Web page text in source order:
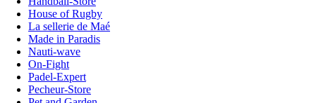
House of Rugby
La sellerie de Maé
Made in Paradis
Nauti-wave
On-Fight
Padel-Expert
Pecheur-Store